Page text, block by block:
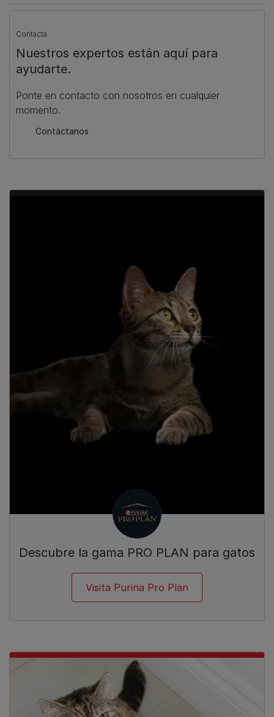
Contacta
Nuestros expertos están aquí para
ayudarte.
Ponte en contacto con nosotros en cualquier
momento.
Contáctanos
Descubre la gama PRO PLAN para gatos
Visita Purina Pro Plan